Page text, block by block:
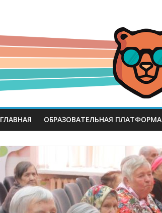
ГЛАВНАЯ ОБРАЗОВАТЕЛЬНАЯ ПЛАТФОРМА